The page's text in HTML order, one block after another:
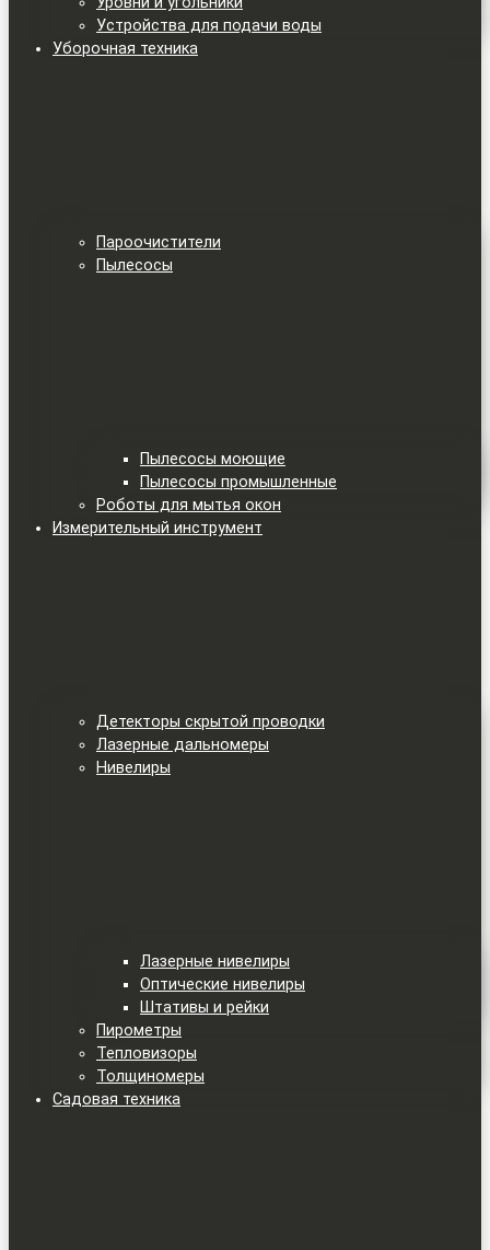
Устройства для подачи воды
Уборочная техника
Пароочистители
Пылесосы
Пылесосы моющие
Пылесосы промышленные
Роботы для мытья окон
Измерительный инструмент
Детекторы скрытой проводки
Лазерные дальномеры
Нивелиры
Лазерные нивелиры
Оптические нивелиры
Штативы и рейки
Пирометры
Тепловизоры
Толщиномеры
Садовая техника